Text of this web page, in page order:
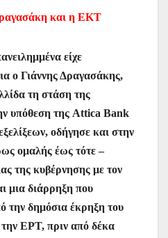
και η ΕΚΤ
είχε
ο Γιάννης Δραγασάκης,
τη στάση της
υπόθεση της Attica Bank
οδήγησε και στην
ομαλής έως τότε –
της κυβέρνησης με τον
μια διάρρηξη που
την δημόσια έκρηξη του
ΕΡΤ, πριν από δέκα